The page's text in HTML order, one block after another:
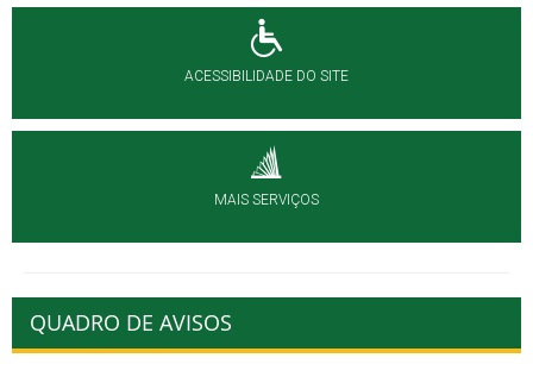
ACESSIBILIDADE DO SITE
MAIS SERVIÇOS
QUADRO DE AVISOS